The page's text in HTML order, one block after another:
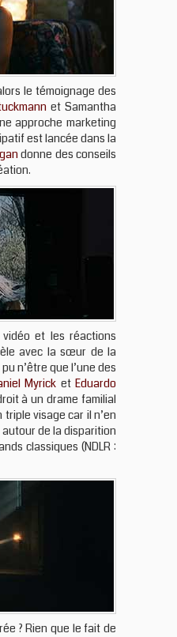
le témoignage des
et Samantha
approche marketing
est lancée dans la
donne des conseils
et les réactions
avec la sœur de la
n’être que l’une des
Myrick etEduardo
à un drame familial
visage car il n’en
de la disparition
classiques (NDLR :
? Rien que le fait de